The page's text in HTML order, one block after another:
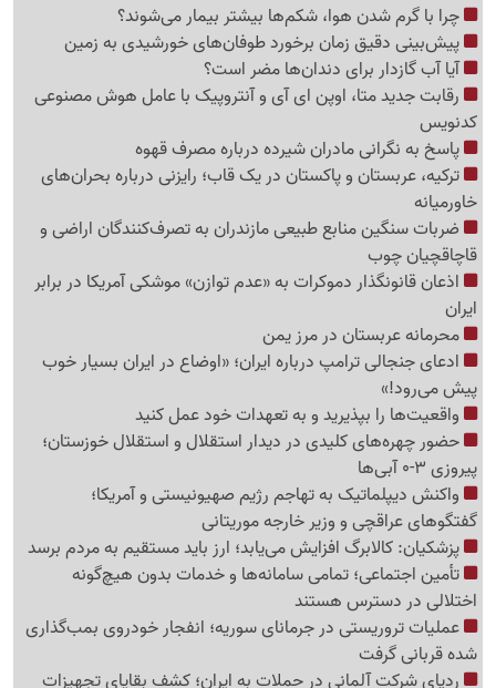
چرا با گرم شدن هوا، شکم‌ها بیشتر بیمار می‌شوند؟
پیش‌بینی دقیق زمان برخورد طوفان‌های خورشیدی به زمین
آیا آب گازدار برای دندان‌ها مضر است؟
رقابت جدید متا، اوپن ای آی و آنتروپیک با عامل هوش مصنوعی
کدنویس
پاسخ به نگرانی مادران شیرده درباره مصرف قهوه
ترکیه، عربستان و پاکستان در یک قاب؛ رایزنی درباره بحران‌های
خاورمیانه
ضربات سنگین منابع طبیعی مازندران به تصرف‌کنندگان اراضی و
قاچاقچیان چوب
اذعان قانونگذار دموکرات به «عدم توازن» موشکی آمریکا در برابر
ایران
محرمانه عربستان در مرز یمن
ادعای جنجالی ترامپ درباره ایران؛ «اوضاع در ایران بسیار خوب
پیش می‌رود!»
واقعیت‌ها را بپذیرید و به تعهدات خود عمل کنید
حضور چهره‌های کلیدی در دیدار استقلال و استقلال خوزستان؛
پیروزی 3-0 آبی‌ها
واکنش دیپلماتیک به تهاجم رژیم صهیونیستی و آمریکا؛
گفتگوهای عراقچی و وزیر خارجه موریتانی
پزشکیان: کالابرگ افزایش می‌یابد؛ ارز باید مستقیم به مردم برسد
تأمین اجتماعی؛ تمامی سامانه‌ها و خدمات بدون هیچ‌گونه
اختلالی در دسترس هستند
عملیات تروریستی در جرمانای سوریه؛ انفجار خودروی بمب‌گذاری
شده قربانی گرفت
ردپای شرکت آلمانی در حملات به ایران؛ کشف بقایای تجهیزات